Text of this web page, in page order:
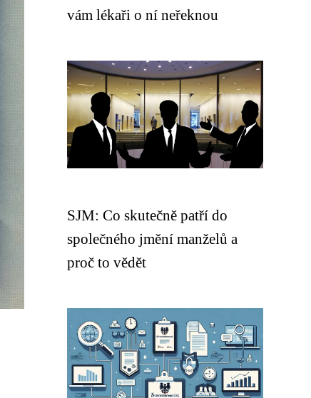
vám lékaři o ní neřeknou
SJM: Co skutečně patří do
společného jmění manželů a
proč to vědět